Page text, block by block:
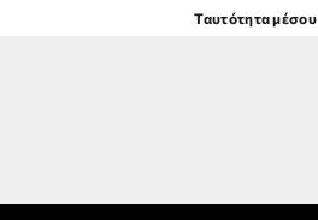
Ταυτότητα μέσου